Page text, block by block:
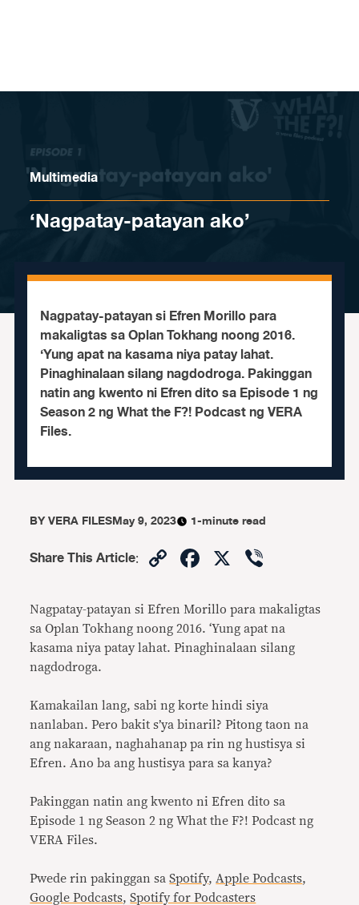
Multimedia
‘Nagpatay-patayan ako’
Nagpatay-patayan si Efren Morillo para
makaligtas sa Oplan Tokhang noong 2016.
‘Yung apat na kasama niya patay lahat.
Pinaghinalaan silang nagdodroga. Pakinggan
natin ang kwento ni Efren dito sa Episode 1 ng
Season 2 ng What the F?! Podcast ng VERA
Files.
BYVERA FILESMay 9, 2023 1-minute read
Share This Article: CopyFacebook
X
Nagpatay-patayan si Efren Morillo para makaligtas
sa Oplan Tokhang noong 2016. ‘Yung apat na
kasama niya patay lahat. Pinaghinalaan silang
nagdodroga.
Kamakailan lang, sabi ng korte hindi siya
nanlaban. Pero bakit s’ya binaril? Pitong taon na
ang nakaraan, naghahanap pa rin ng hustisya si
Efren. Ano ba ang hustisya para sa kanya?
Pakinggan natin ang kwento ni Efren dito sa
Episode 1 ng Season 2 ng What the F?! Podcast ng
VERA Files.
Pwede rin pakinggan saSpotify, Apple Podcasts,
Google Podcasts,Spotify for Podcasters